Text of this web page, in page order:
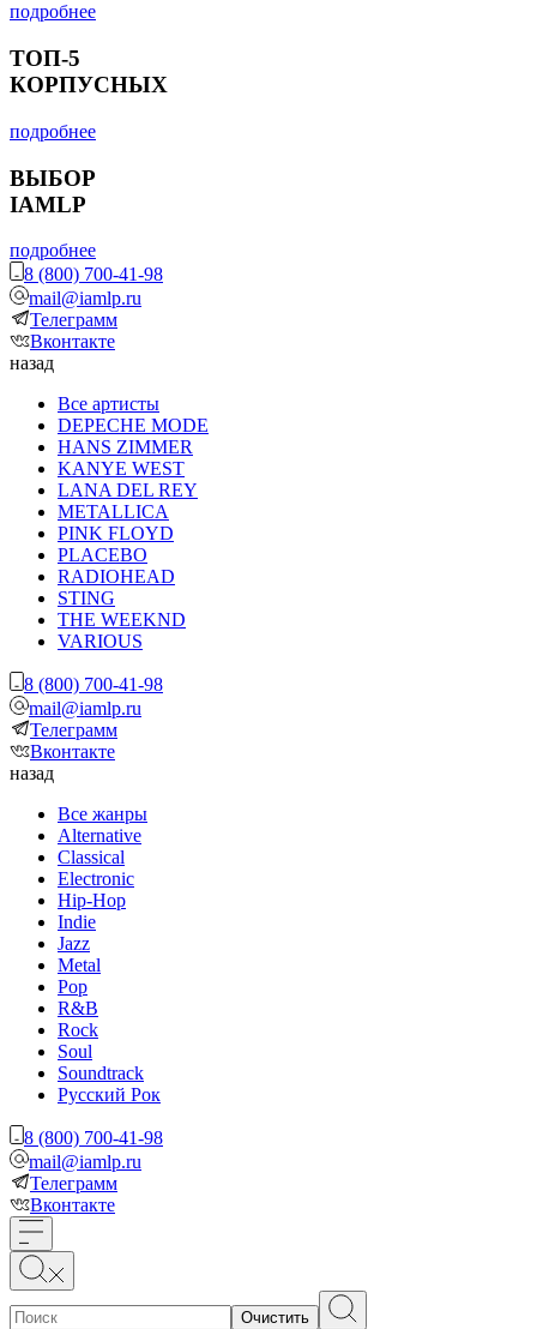
подробнее
ТОП-5
КОРПУСНЫХ
подробнее
ВЫБОР
IAMLP
подробнее
8 (800) 700-41-98
mail@iamlp.ru
Телеграмм
Вконтакте
назад
Все артисты
DEPECHE MODE
HANS ZIMMER
KANYE WEST
LANA DEL REY
METALLICA
PINK FLOYD
PLACEBO
RADIOHEAD
STING
THE WEEKND
VARIOUS
8 (800) 700-41-98
mail@iamlp.ru
Телеграмм
Вконтакте
назад
Все жанры
Alternative
Classical
Electronic
Hip-Hop
Indie
Jazz
Metal
Pop
R&B
Rock
Soul
Soundtrack
Русский Рок
8 (800) 700-41-98
mail@iamlp.ru
Телеграмм
Вконтакте
Очистить